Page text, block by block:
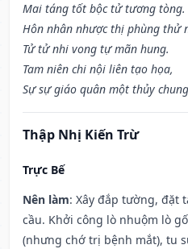
Mai táng tốt bộc tử tương tòng.
Hôn nhân nhược thị phùng thử
Tử tử nhi vong tự mãn hung.
Tam niên chi nội liên tạo họa,
Sự sự giáo quân một thủy
Thập Nhị Kiến Trừ
Trực Bế
Nên làm: Xây đắp tường, đặt
cầu. Khởi công lò nhuộm lò
(nhưng chớ trị bệnh mắt), tu